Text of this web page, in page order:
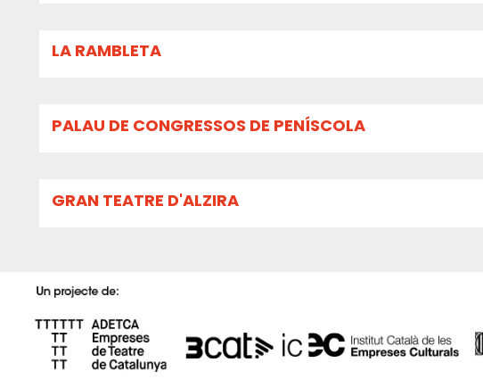
LA RAMBLETA
PALAU DE CONGRESSOS DE PENÍSCOLA
GRAN TEATRE D'ALZIRA